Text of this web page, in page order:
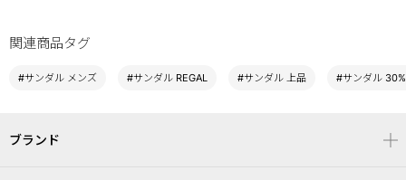
関連商品タグ
#サンダル メンズ #サンダル REGAL #サンダル 上品 #サンダル
ブランド